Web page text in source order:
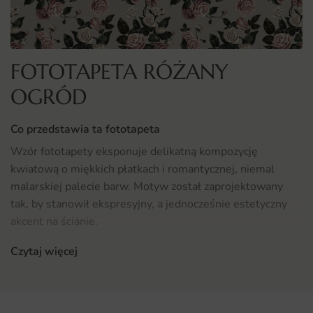
FOTOTAPETA RÓŻANY
OGRÓD
Co przedstawia ta fototapeta
Wzór fototapety eksponuje delikatną kompozycję
kwiatową o miękkich płatkach i romantycznej, niemal
malarskiej palecie barw. Motyw został zaprojektowany
tak, by stanowił ekspresyjny, a jednocześnie estetyczny
akcent na ścianie.
Dopracowane detale i przemyślana kompozycja sprawiają,
Czytaj więcej